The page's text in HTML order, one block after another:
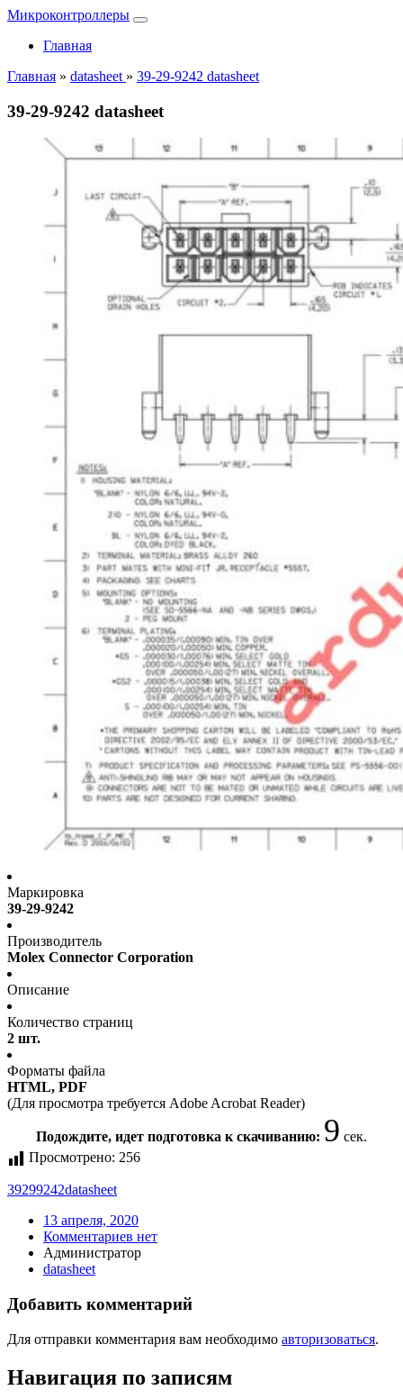
Микроконтроллеры
Главная
Главная » datasheet » 39-29-9242 datasheet
39-29-9242 datasheet
Маркировка
39-29-9242
Производитель
Molex Connector Corporation
Описание
Количество страниц
2 шт.
Форматы файла
HTML, PDF
(Для просмотра требуется Adobe Acrobat Reader)
Подождите, идет подготовка к скачиванию: 9 сек.
Просмотрено: 256
39299242datasheet
13 апреля, 2020
Комментариев нет
Администратор
datasheet
Добавить комментарий
Для отправки комментария вам необходимо авторизоваться.
Навигация по записям